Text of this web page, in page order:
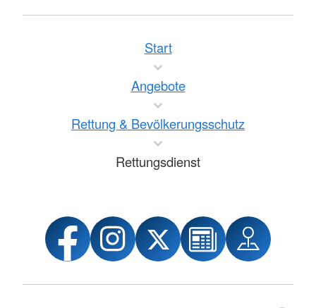
Start
Angebote
Rettung & Bevölkerungsschutz
Rettungsdienst